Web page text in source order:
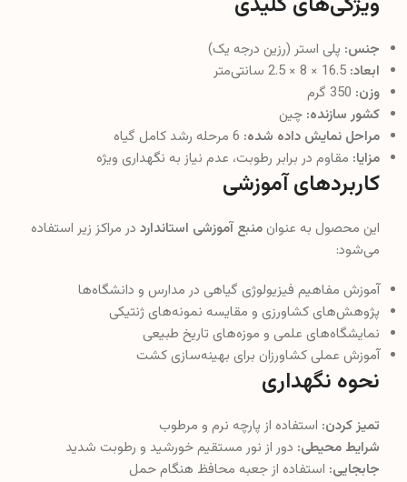
جنس: پلی استر (رزین درجه یک)
ابعاد:
وزن:
کشور سازنده: چین
مراحل نمایش داده شده:
مزایا: مقاوم در برابر رطوبت، عدم نیاز به نگهداری ویژه
کاربردهای آموزشی
این محصول به عنوانمنبع آموزشی استاندارد در مراکز زیر استفاده
می‌شود:
آموزش مفاهیم فیزیولوژی گیاهی در مدارس و دانشگاه‌ها
پژوهش‌های کشاورزی و مقایسه نمونه‌های ژنتیکی
نمایشگاه‌های علمی و موزه‌های تاریخ طبیعی
آموزش عملی کشاورزان برای بهینه‌سازی کشت
نحوه نگهداری
تمیز کردن: استفاده از پارچه نرم و مرطوب
شرایط محیطی: دور از نور مستقیم خورشید و رطوبت شدید
جابجایی: استفاده از جعبه محافظ هنگام حمل